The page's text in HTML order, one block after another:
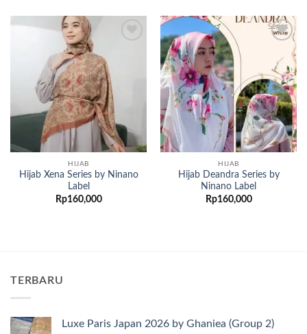
HIJAB
Hijab Xena Series by Ninano
Label
Rp160,000
wishlist
HIJAB
Hijab Deandra Series by
Ninano Label
Rp160,000
TERBARU
Luxe Paris Japan 2026 by Ghaniea (Group 2)